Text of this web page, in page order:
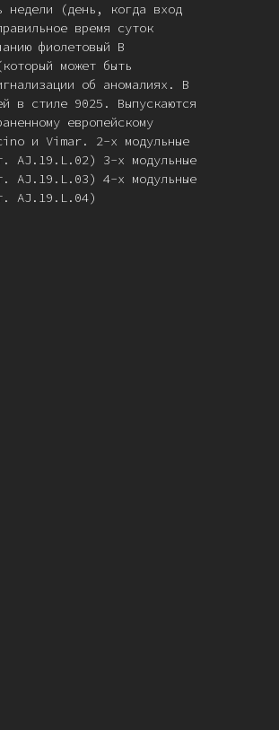
недели (день, когда вход
время суток
фиолетовый В
может быть
об аномалиях. В
в стиле 9025. Выпускаются
европейскому
и Vimar. 2-х модульные
AJ.19.L.02) 3-х модульные
AJ.19.L.03) 4-х модульные
AJ.19.L.04)